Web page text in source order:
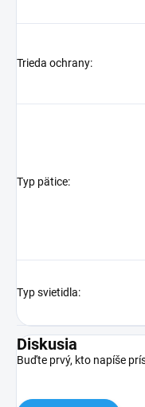
Trieda ochrany:
Typ pätice:
Typ svietidla:
Diskusia
Buďte prvý, kto napíše